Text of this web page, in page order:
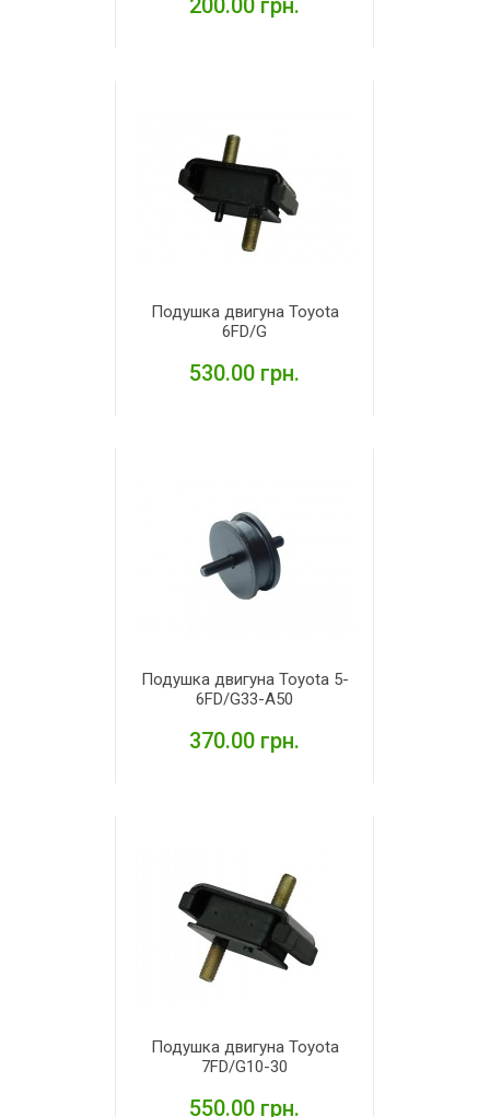
200.00 грн.
Подушка двигуна Toyota
6FD/G
530.00 грн.
Подушка двигуна Toyota 5-
6FD/G33-A50
370.00 грн.
Подушка двигуна Toyota
7FD/G10-30
550.00 грн.